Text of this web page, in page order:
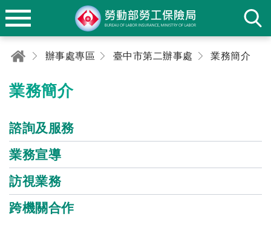
辦事處專區 臺中市第二辦事處 業務簡介
業務簡介
諮詢及服務
業務宣導
訪視業務
跨機關合作